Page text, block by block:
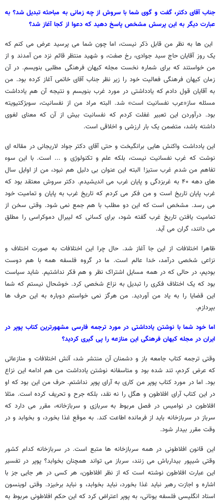
جناب آقای دکتر، گفت و گوی شما با سروش از چه زمانی به مباحثه تبدیل شد؟ به
عبارت دیگر به این پرسش مشخص پاسخ دهید که دعوا از کجا آغاز شد؟
این ها به نظر من قابل ذکر نیست، اما چون شما می پرسید عرض می کنم که
یک روز آقایان حاج سید جوادی، رخ صفت، و شهید منتظر قائم نزد من آمدند و از
من خواستند که برای شماره نخست مجله کیهان فرهنگی مطلبی بنویسم. در آن
زمان کیهان فرهنگی فعالیت خود را زیر نظر جناب آقای خاتمی آغاز کرده بود. من
به آقایان قول دادم که یادداشتی در مورد غرب بنویسم و نتیجه آن هم یادداشت
مسئله ساز«عرب نفسانیت است» شد. البته مراد من از نفسانیت، سوبژکتیویته
بود. درآوردن این تعبیر غفلت کردم که نفسانیت بیش از آن که معنای لغوی
داشته باشد، متضمن یک بار ارزشی و اخلاقی است.
این یادداشت واکنش هایی برانگیخت و حتی آقای دکتر جواد لاریجانی در مقاله ای
نوشت که غرب نفسانیت نیست، بلکه علم و تکنولوژی و ... است. با این سوء
تفاهم من شدم غرب ستیز! البته این عنوان بی دلیل هم نبود، من از اوایل سال
های دهه ۴۰ به غربزدگی و پایان غرب می اندیشیدم. دکتر سروش معتقد بود که
غرب پایان تاریخ است و من فکر می کردم که تاریخ غرب به پایان و تمامیت خود
می رسد. مشخص است که این دو مطلب با هم جمع نمی شود. وقتی سخن از
تمامیت یافتن تاریخ غرب گفته شود، برای کسانی که لیبرال دموکراسی را مطلق
می دانند، گران می آید.
ظاهرا اختلافات از این جا آغاز شد. حال چرا این اختلافات به صورت اختلاف و
نزاعی شخصی درآمد، خدا عالم است. ما در گروه فلسفه همه با هم دوست
بودیم، در حالی که در همه مسایل اشتراک نظر و هم فکر نداشتیم. شاید سیاست
بود که یک اختلاف فکری را تبدیل به نزاع شخصی کرد. خوشحال نیستم که شما
این قضایا را به یاد من آوردید. من هرگز نمی خواستم دوباره به این حرف ها
بپردازم.
اما خود شما با نوشتن یادداشتی در مورد ترجمه فارسی مشهورترین کتاب پوپر در
ایران در مجله کیهان فرهنگی این منازعه را پی گیری کردید؟
وقتی ترجمه کتاب جامعه باز و دشمنان آن منتشر شد، آتش اختلافات و منازعاتی
که عرض کردم، تند شده بود و متاسفانه نوشتن یادداشت من هم ادامه این نزاع
بود. اما در مورد کتاب پوپر من کاری به آرای پوپر نداشتم. حرف من این بود که او
در این کتاب آرای افلاطون و هگل را نه نقد، بلکه جرح و تحریف کرده است. مثلا
افلاطون در نوامیس در فصل مربوط به سربازی و سربازخانه، مقرر می دارد که
سرباز در سربازخانه باید از فرمانده اطاعت کند. به موقع غذا بخورد، و بخوابد و در
وقت مقرر بیدار شود.
این قانون افلاطونی در همه سربازخانه ها متبع است. در سربازخانه کدام کشور
وقتی شیپور بیدارباش می زنند، سرباز می تواند همچنان بخوابد؟ پوپر در تفسیر
این عبارت افلاطون نوشته است که از نظر افلاطون، هر کسی در هر جایی جز با
اشاره و اجازت رهبر نباید غذا بخورد، نباید بخوابد، و نباید برخیزد. وقتی لوینسون
استاد انگلیسی فلسفه یونانی، به پوپر اعتراض کرد که این حکم افلاطونی مربوط به